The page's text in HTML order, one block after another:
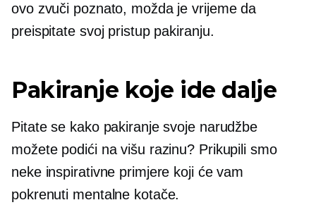
ovo zvuči poznato, možda je vrijeme da
preispitate svoj pristup pakiranju.
Pakiranje koje ide dalje
Pitate se kako pakiranje svoje narudžbe
možete podići na višu razinu? Prikupili smo
neke inspirativne primjere koji će vam
pokrenuti mentalne kotače.